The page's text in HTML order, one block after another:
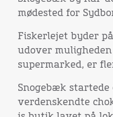
mødested for
Fiskerlejet byder
udover
supermarked, er
Snogebæk
verdenskendte